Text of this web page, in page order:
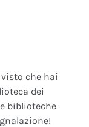
che hai
dei
biblioteche